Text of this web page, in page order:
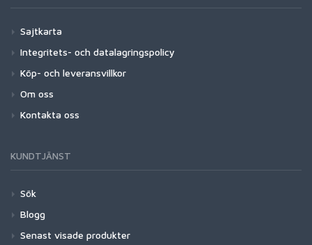
Sajtkarta
Integritets- och datalagringspolicy
Köp- och leveransvillkor
Om oss
Kontakta oss
KUNDTJÄNST
Sök
Blogg
Senast visade produkter